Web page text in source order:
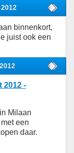
binnenkort,
juist ook een
2012 -
Milaan
een
daar.